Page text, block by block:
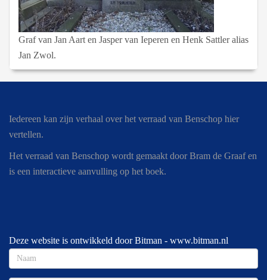
Graf van Jan Aart en Jasper van Ieperen en Henk Sattler alias
Jan Zwol.
Iedereen kan zijn verhaal over het verraad van Benschop hier
vertellen.
Het verraad van Benschop wordt gemaakt door Bram de Graaf en
is een interactieve aanvulling op het boek.
Deze website is ontwikkeld door Bitman - www.bitman.nl